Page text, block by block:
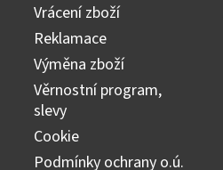
Vrácení zboží
Reklamace
Výměna zboží
Věrnostní program,
slevy
Cookie
Podmínky ochrany o.ú.